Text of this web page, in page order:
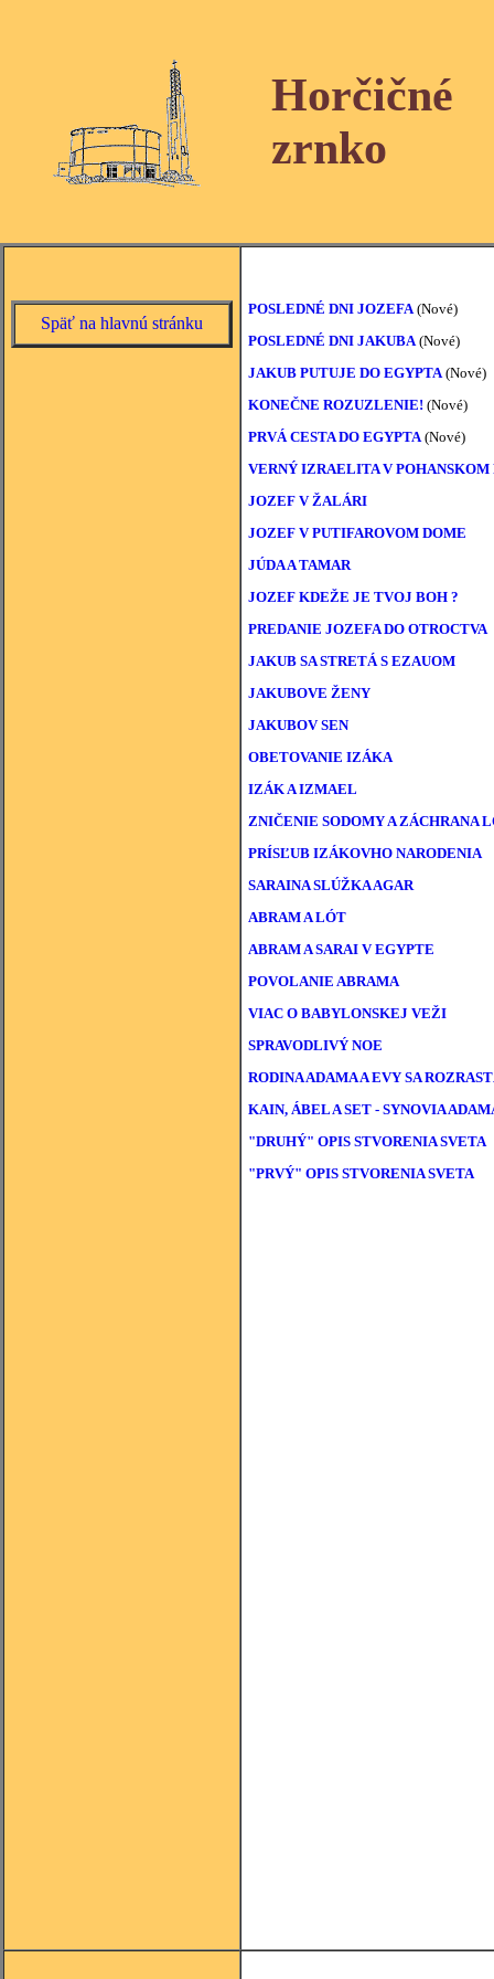
Horčičné
zrnko
Späť na hlavnú stránku
POSLEDNÉ DNI JOZEFA(Nové)
POSLEDNÉ DNI JAKUBA(Nové)
JAKUB PUTUJE DO EGYPTA(Nové)
KONEČNE ROZUZLENIE! (Nové)
PRVÁ CESTA DO EGYPTA(Nové)
VERNÝ IZRAELITA V POHANSKOM
JOZEF V ŽALÁRI
JOZEF V PUTIFAROVOM DOME
JÚDA A TAMAR
JOZEF KDEŽE JE TVOJ BOH ?
PREDANIE JOZEFA DO OTROCTVA
JAKUB SA STRETÁ S EZAUOM
JAKUBOVE ŽENY
JAKUBOV SEN
OBETOVANIE IZÁKA
IZÁK A IZMAEL
ZNIČENIE SODOMY A ZÁCHRANA
PRÍSĽUB IZÁKOVHO NARODENIA
SARAINA SLÚŽKA AGAR
ABRAM A LÓT
ABRAM A SARAI V EGYPTE
POVOLANIE ABRAMA
VIAC O BABYLONSKEJ VEŽI
SPRAVODLIVÝ NOE
RODINA ADAMA A EVY SA
KAIN, ÁBEL A SET - SYNOVIA
"DRUHÝ" OPIS STVORENIA SVETA
"PRVÝ" OPIS STVORENIA SVETA